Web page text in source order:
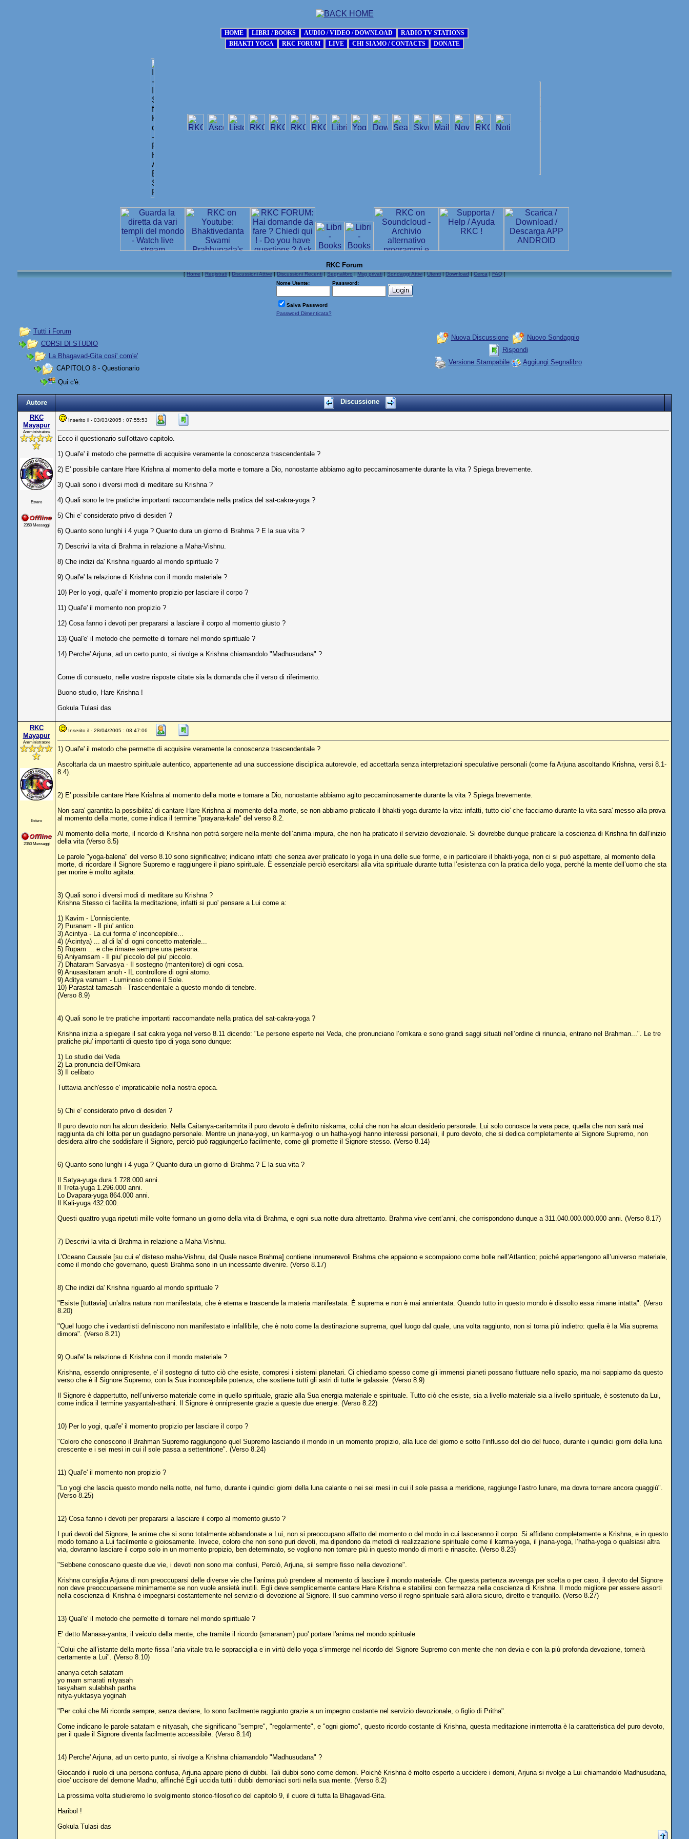
RKC Forum
[Home|Registrati|Discussioni Attive|Discussioni Recenti|Segnalibro|Msg privati|Sondaggi Attivi|Utenti|Download|Cerca|FAQ]
Nome Utente:
Password:
Salva Password
Password Dimenticata?
Tutti i Forum
CORSI DI STUDIO
La Bhagavad-Gita cosi' com'e'
CAPITOLO 8 - Questionario
Nuova Discussione
Nuovo Sondaggio
Rispondi
Versione Stampabile
Aggiungi Segnalibro
Qui c'è:
Autore Discussione
RKC
Mayapur
Amministratore
Estero
2350 Messaggi
Inserito il - 03/03/2005 : 07:55:53
Ecco il questionario sull'ottavo capitolo.
1) Qual'e' il metodo che permette di acquisire veramente la conoscenza trascendentale ?
2) E' possibile cantare Hare Krishna al momento della morte e tornare a Dio, nonostante abbiamo agito peccaminosamente durante la vita ? Spiega brevemente.
3) Quali sono i diversi modi di meditare su Krishna ?
4) Quali sono le tre pratiche importanti raccomandate nella pratica del sat-cakra-yoga ?
5) Chi e' considerato privo di desideri ?
6) Quanto sono lunghi i 4 yuga ? Quanto dura un giorno di Brahma ? E la sua vita ?
7) Descrivi la vita di Brahma in relazione a Maha-Vishnu.
8) Che indizi da' Krishna riguardo al mondo spirituale ?
9) Qual'e' la relazione di Krishna con il mondo materiale ?
10) Per lo yogi, qual'e' il momento propizio per lasciare il corpo ?
11) Qual'e' il momento non propizio ?
12) Cosa fanno i devoti per prepararsi a lasciare il corpo al momento giusto ?
13) Qual'e' il metodo che permette di tornare nel mondo spirituale ?
14) Perche' Arjuna, ad un certo punto, si rivolge a Krishna chiamandolo "Madhusudana" ?
Come di consueto, nelle vostre risposte citate sia la domanda che il verso di riferimento.
Buono studio, Hare Krishna !
Gokula Tulasi das
RKC
Mayapur
Amministratore
Estero
2350 Messaggi
Inserito il - 28/04/2005 : 08:47:06
1) Qual'e' il metodo che permette di acquisire veramente la conoscenza trascendentale ?
Ascoltarla da un maestro spirituale autentico, appartenente ad una successione disciplica autorevole, ed accettarla senza interpretazioni speculative personali (come fa Arjuna ascoltando Krishna, versi 8.1-
8.4).
2) E' possibile cantare Hare Krishna al momento della morte e tornare a Dio, nonostante abbiamo agito peccaminosamente durante la vita ? Spiega brevemente.
Non sara' garantita la possibilita' di cantare Hare Krishna al momento della morte, se non abbiamo praticato il bhakti-yoga durante la vita: infatti, tutto cio' che facciamo durante la vita sara' messo alla prova
al momento della morte, come indica il termine "prayana-kale" del verso 8.2.
Al momento della morte, il ricordo di Krishna non potrà sorgere nella mente dell’anima impura, che non ha praticato il servizio devozionale. Si dovrebbe dunque praticare la coscienza di Krishna fin dall’inizio
della vita (Verso 8.5)
Le parole "yoga-balena" del verso 8.10 sono significative; indicano infatti che senza aver praticato lo yoga in una delle sue forme, e in particolare il bhakti-yoga, non ci si può aspettare, al momento della
morte, di ricordare il Signore Supremo e raggiungere il piano spirituale. È essenziale perciò esercitarsi alla vita spirituale durante tutta l’esistenza con la pratica dello yoga, perché la mente dell’uomo che sta
per morire è molto agitata.
3) Quali sono i diversi modi di meditare su Krishna ?
Krishna Stesso ci facilita la meditazione, infatti si puo' pensare a Lui come a:
1) Kavim - L'onnisciente.
2) Puranam - Il piu' antico.
3) Acintya - La cui forma e' inconcepibile...
4) (Acintya) ... al di la' di ogni concetto materiale...
5) Rupam ... e che rimane sempre una persona.
6) Aniyamsam - Il piu' piccolo del piu' piccolo.
7) Dhataram Sarvasya - Il sostegno (mantenitore) di ogni cosa.
9) Anusasitaram anoh - IL controllore di ogni atomo.
9) Aditya varnam - Luminoso come il Sole.
10) Parastat tamasah - Trascendentale a questo mondo di tenebre.
(Verso 8.9)
4) Quali sono le tre pratiche importanti raccomandate nella pratica del sat-cakra-yoga ?
Krishna inizia a spiegare il sat cakra yoga nel verso 8.11 dicendo: "Le persone esperte nei Veda, che pronunciano l’omkara e sono grandi saggi situati nell’ordine di rinuncia, entrano nel Brahman...". Le tre
pratiche piu' importanti di questo tipo di yoga sono dunque:
1) Lo studio dei Veda
2) La pronuncia dell'Omkara
3) Il celibato
Tuttavia anch'esso e' impraticabile nella nostra epoca.
5) Chi e' considerato privo di desideri ?
Il puro devoto non ha alcun desiderio. Nella Caitanya-caritamrita il puro devoto è definito niskama, colui che non ha alcun desiderio personale. Lui solo conosce la vera pace, quella che non sarà mai
raggiunta da chi lotta per un guadagno personale. Mentre un jnana-yogi, un karma-yogi o un hatha-yogi hanno interessi personali, il puro devoto, che si dedica completamente al Signore Supremo, non
desidera altro che soddisfare il Signore, perciò può raggiungerLo facilmente, come gli promette il Signore stesso. (Verso 8.14)
6) Quanto sono lunghi i 4 yuga ? Quanto dura un giorno di Brahma ? E la sua vita ?
Il Satya-yuga dura 1.728.000 anni.
Il Treta-yuga 1.296.000 anni.
Lo Dvapara-yuga 864.000 anni.
Il Kali-yuga 432.000.
Questi quattro yuga ripetuti mille volte formano un giorno della vita di Brahma, e ogni sua notte dura altrettanto. Brahma vive cent’anni, che corrispondono dunque a 311.040.000.000.000 anni. (Verso 8.17)
7) Descrivi la vita di Brahma in relazione a Maha-Vishnu.
L’Oceano Causale [su cui e' disteso maha-Vishnu, dal Quale nasce Brahma] contiene innumerevoli Brahma che appaiono e scompaiono come bolle nell’Atlantico; poiché appartengono all’universo materiale,
come il mondo che governano, questi Brahma sono in un incessante divenire. (Verso 8.17)
8) Che indizi da' Krishna riguardo al mondo spirituale ?
"Esiste [tuttavia] un’altra natura non manifestata, che è eterna e trascende la materia manifestata. È suprema e non è mai annientata. Quando tutto in questo mondo è dissolto essa rimane intatta". (Verso
8.20)
"Quel luogo che i vedantisti definiscono non manifestato e infallibile, che è noto come la destinazione suprema, quel luogo dal quale, una volta raggiunto, non si torna più indietro: quella è la Mia suprema
dimora". (Verso 8.21)
9) Qual'e' la relazione di Krishna con il mondo materiale ?
Krishna, essendo onnipresente, e' il sostegno di tutto ciò che esiste, compresi i sistemi planetari. Ci chiediamo spesso come gli immensi pianeti possano fluttuare nello spazio, ma noi sappiamo da questo
verso che è il Signore Supremo, con la Sua inconcepibile potenza, che sostiene tutti gli astri di tutte le galassie. (Verso 8.9)
Il Signore è dappertutto, nell’universo materiale come in quello spirituale, grazie alla Sua energia materiale e spirituale. Tutto ciò che esiste, sia a livello materiale sia a livello spirituale, è sostenuto da Lui,
come indica il termine yasyantah-sthani. Il Signore è onnipresente grazie a queste due energie. (Verso 8.22)
10) Per lo yogi, qual'e' il momento propizio per lasciare il corpo ?
"Coloro che conoscono il Brahman Supremo raggiungono quel Supremo lasciando il mondo in un momento propizio, alla luce del giorno e sotto l’influsso del dio del fuoco, durante i quindici giorni della luna
crescente e i sei mesi in cui il sole passa a settentrione". (Verso 8.24)
11) Qual'e' il momento non propizio ?
"Lo yogi che lascia questo mondo nella notte, nel fumo, durante i quindici giorni della luna calante o nei sei mesi in cui il sole passa a meridione, raggiunge l’astro lunare, ma dovra tornare ancora quaggiù".
(Verso 8.25)
12) Cosa fanno i devoti per prepararsi a lasciare il corpo al momento giusto ?
I puri devoti del Signore, le anime che si sono totalmente abbandonate a Lui, non si preoccupano affatto del momento o del modo in cui lasceranno il corpo. Si affidano completamente a Krishna, e in questo
modo tornano a Lui facilmente e gioiosamente. Invece, coloro che non sono puri devoti, ma dipendono da metodi di realizzazione spirituale come il karma-yoga, il jnana-yoga, l’hatha-yoga o qualsiasi altra
via, dovranno lasciare il corpo solo in un momento propizio, ben determinato, se vogliono non tornare più in questo mondo di morti e rinascite. (Verso 8.23)
"Sebbene conoscano queste due vie, i devoti non sono mai confusi, Perciò, Arjuna, sii sempre fisso nella devozione".
Krishna consiglia Arjuna di non preoccuparsi delle diverse vie che l’anima può prendere al momento di lasciare il mondo materiale. Che questa partenza avvenga per scelta o per caso, il devoto del Signore
non deve preoccuparsene minimamente se non vuole ansietà inutili. Egli deve semplicemente cantare Hare Krishna e stabilirsi con fermezza nella coscienza di Krishna. Il modo migliore per essere assorti
nella coscienza di Krishna è impegnarsi costantemente nel servizio di devozione al Signore. Il suo cammino verso il regno spirituale sarà allora sicuro, diretto e tranquillo. (Verso 8.27)
13) Qual'e' il metodo che permette di tornare nel mondo spirituale ?
E' detto Manasa-yantra, il veicolo della mente, che tramite il ricordo (smaranam) puo' portare l'anima nel mondo spirituale
.
"Colui che all’istante della morte fissa l’aria vitale tra le sopracciglia e in virtù dello yoga s’immerge nel ricordo del Signore Supremo con mente che non devia e con la più profonda devozione, tornerà
certamente a Lui". (Verso 8.10)
ananya-cetah satatam
yo mam smarati nityasah
tasyaham sulabhah partha
nitya-yuktasya yoginah
"Per colui che Mi ricorda sempre, senza deviare, Io sono facilmente raggiunto grazie a un impegno costante nel servizio devozionale, o figlio di Pritha".
Come indicano le parole satatam e nityasah, che significano "sempre", "regolarmente", e "ogni giorno", questo ricordo costante di Krishna, questa meditazione ininterrotta è la caratteristica del puro devoto,
per il quale il Signore diventa facilmente accessibile. (Verso 8.14)
14) Perche' Arjuna, ad un certo punto, si rivolge a Krishna chiamandolo "Madhusudana" ?
Giocando il ruolo di una persona confusa, Arjuna appare pieno di dubbi. Tali dubbi sono come demoni. Poiché Krishna è molto esperto a uccidere i demoni, Arjuna si rivolge a Lui chiamandolo Madhusudana,
cioe' uccisore del demone Madhu, affinché Egli uccida tutti i dubbi demoniaci sorti nella sua mente. (Verso 8.2)
La prossima volta studieremo lo svolgimento storico-filosofico del capitolo 9, il cuore di tutta la Bhagavad-Gita.
Haribol !
Gokula Tulasi das